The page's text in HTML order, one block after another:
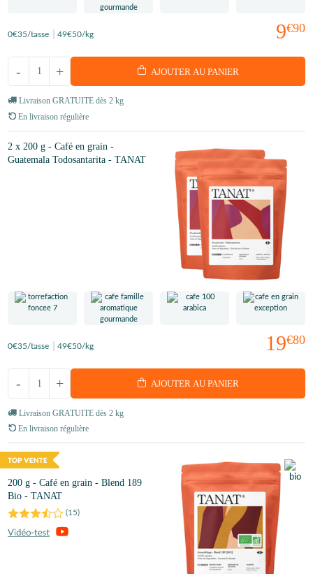
9€90
0€35/tasse 49€50/kg
+
- AJOUTER AU PANIER
Livraison GRATUITE dès 2 kg
En livraison régulière
2 x 200 g - Café en grain -
Guatemala Todosantarita - TANAT
19€80
0€35/tasse 49€50/kg
+
- AJOUTER AU PANIER
Livraison GRATUITE dès 2 kg
En livraison régulière
200 g - Café en grain - Blend 189
Bio - TANAT
(15)